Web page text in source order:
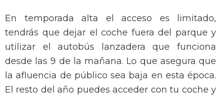
En temporada alta el acceso es limitado,
tendrás que dejar el coche fuera del parque y
utilizar el autobús lanzadera que funciona
desde las 9 de la mañana. Lo que asegura que
la afluencia de público sea baja en esta época.
El resto del año puedes acceder con tu coche y